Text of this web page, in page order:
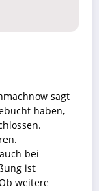
sagt
haben,
bei
ist
weitere